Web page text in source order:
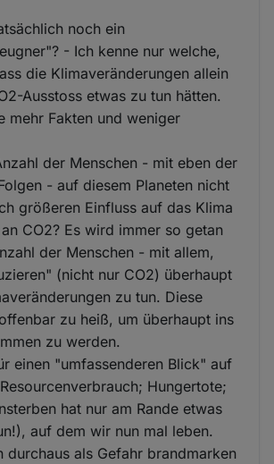
noch ein
- Ich kenne nur welche,
die Klimaveränderungen allein
Ausstoss etwas zu tun hätten.
mehr Fakten und weniger
der Menschen - mit eben der
- auf diesem Planeten nicht
größeren Einfluss auf das Klima
CO2? Es wird immer so getan
der Menschen - mit allem,
(nicht nur CO2) überhaupt
zu tun. Diese
zu heiß, um überhaupt ins
zu werden.
einen "umfassenderen Blick" auf
Hungertote;
hat nur am Rande etwas
auf dem wir nun mal leben.
durchaus als Gefahr brandmarken